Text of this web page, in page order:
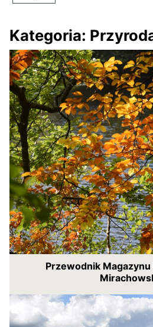
Kategoria:
Przewodnik Magazynu